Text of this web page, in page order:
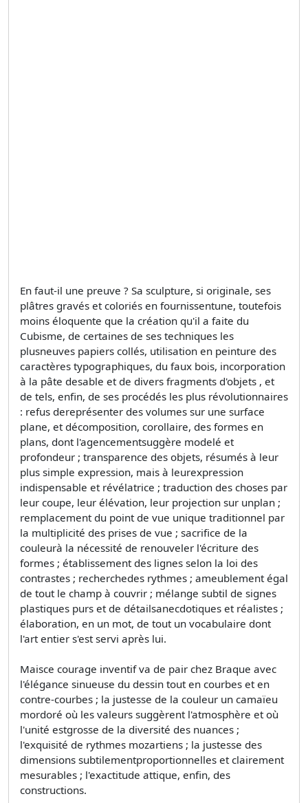
En faut-il une preuve ? Sa sculpture, si originale, ses
plâtres gravés et coloriés en fournissentune, toutefois
moins éloquente que la création qu'il a faite du
Cubisme, de certaines de ses techniques les
plusneuves papiers collés, utilisation en peinture des
caractères typographiques, du faux bois, incorporation
à la pâte desable et de divers fragments d'objets , et
de tels, enfin, de ses procédés les plus révolutionnaires
: refus dereprésenter des volumes sur une surface
plane, et décomposition, corollaire, des formes en
plans, dont l'agencementsuggère modelé et
profondeur ; transparence des objets, résumés à leur
plus simple expression, mais à leurexpression
indispensable et révélatrice ; traduction des choses par
leur coupe, leur élévation, leur projection sur unplan ;
remplacement du point de vue unique traditionnel par
la multiplicité des prises de vue ; sacrifice de la
couleurà la nécessité de renouveler l'écriture des
formes ; établissement des lignes selon la loi des
contrastes ; recherchedes rythmes ; ameublement égal
de tout le champ à couvrir ; mélange subtil de signes
plastiques purs et de détailsanecdotiques et réalistes ;
élaboration, en un mot, de tout un vocabulaire dont
l'art entier s'est servi après lui.
Maisce courage inventif va de pair chez Braque avec
l'élégance sinueuse du dessin tout en courbes et en
contre-courbes ; la justesse de la couleur un camaïeu
mordoré où les valeurs suggèrent l'atmosphère et où
l'unité estgrosse de la diversité des nuances ;
l'exquisité de rythmes mozartiens ; la justesse des
dimensions subtilementproportionnelles et clairement
mesurables ; l'exactitude attique, enfin, des
constructions.